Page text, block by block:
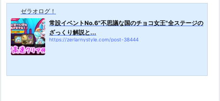
ゼラオログ！
常設イベントNo.6"不思議な国のチョコ女王"全ステージの
ざっくり解説と...
https://zerlarnystyle.com/post-38444